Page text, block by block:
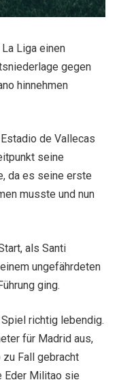
Liga einen
gegen
hinnehmen
de Vallecas
seine
da es seine erste
musste und nun
als Santi
ungefährdeten
ging.
richtig lebendig.
für Madrid aus,
zu Fall gebracht
Eder Militao sie